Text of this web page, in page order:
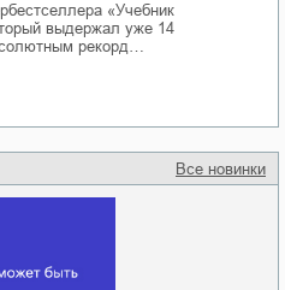
Все новинки
«Учебник
выдержал уже 14
рекорд…